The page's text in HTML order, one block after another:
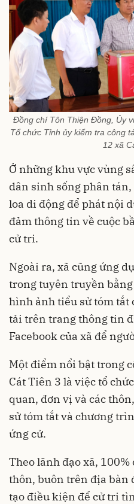
Đồng chí Tôn Thiện Đồng, Ủy
Tổ chức Tỉnh ủy kiểm tra công
12 xã
Ở những khu vực vùng
dân sinh sống phân
loa di động để phát nội
đảm thông tin về cuộc
cử tri.
Ngoài ra, xã cũng ứng
trong tuyên truyền
hình ảnh tiểu sử tóm tắt
tải trên trang thông tin
Facebook của xã để
Một điểm nổi bật trong
Cát Tiên 3 là việc tổ
quan, đơn vị và các
sử tóm tắt và chương
ứng cử.
Theo lãnh đạo xã,
thôn, buôn trên địa bàn
tạo điều kiện để cử tri